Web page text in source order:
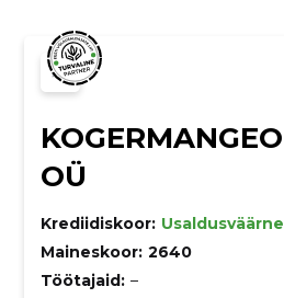
KOGERMANGEO
OÜ
Krediidiskoor: Usaldusväärne
Maineskoor: 2640
Töötajaid: –